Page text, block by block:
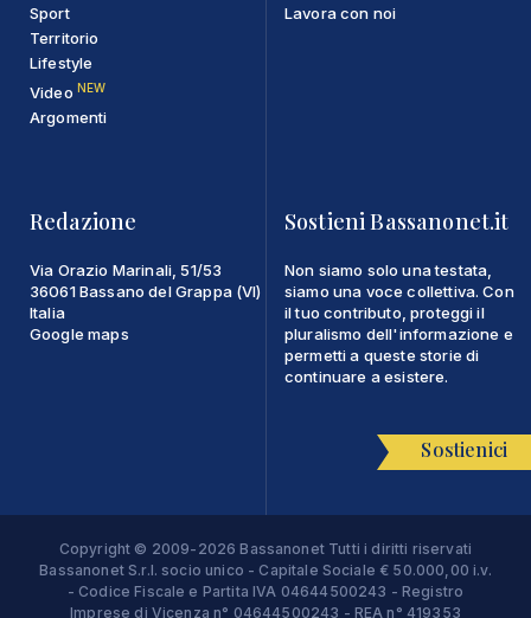
Sport
Territorio
Lifestyle
Video NEW
Argomenti
Lavora con noi
Redazione
Via Orazio Marinali, 51/53
36061 Bassano del Grappa (VI)
Italia
Google maps
Sostieni Bassanonet.it
Non siamo solo una testata,
siamo una voce collettiva. Con
il tuo contributo, proteggi il
pluralismo dell'informazione e
permetti a queste storie di
continuare a esistere.
Sostienici
Copyright © 2009-2026 Bassanonet Tutti i diritti riservati
Bassanonet S.r.l. socio unico - Capitale Sociale € 50.000,00 i.v.
- Codice Fiscale e Partita IVA 04644500243 - Registro
Imprese di Vicenza n° 04644500243 - REA n° 419353